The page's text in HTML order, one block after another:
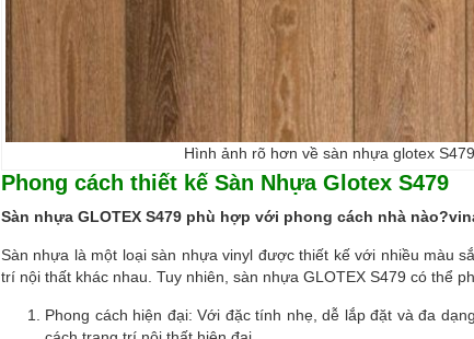
Hình ảnh rõ hơn về sàn nhựa glotex S479
Phong cách thiết kế Sàn Nhựa Glotex S479
Sàn nhựa GLOTEX S479 phù hợp với phong cách nhà
Sàn nhựa là một loại sàn nhựa vinyl được thiết kế với nhiều màu
trí nội thất khác nhau. Tuy nhiên, sàn nhựa GLOTEX S479 có thể
Phong cách hiện đại: Với đặc tính nhẹ, dễ lắp đặt và đa